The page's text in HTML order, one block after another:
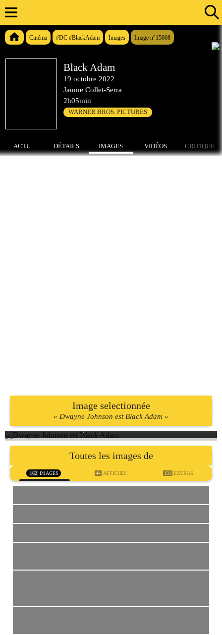
Cinéma #DC #BlackAdam Images Image n°15008
Black Adam
19 octobre 2022
Jaume Collet-Serra
2h05min
WARNER BROS. PICTURES
ACTU DÉTAILS IMAGES VIDÉOS CRITIQUE
Image selectionnée
« Dwayne Johnson est Black Adam »
Dwayne Johnson est Black Adam
Toutes les images de
162 IMAGES 44 AFFICHES 131 EXTRAS